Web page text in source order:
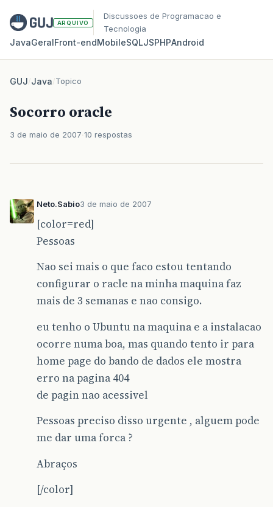
ARQUIVO
Discussoes de Programacao e
Tecnologia
JavaGeralFront‑endMobileSQLJSPHPAndroid
GUJ/Java/Topico
Socorro oracle
3 de maio de 2007 10 respostas
Neto.Sabio3 de maio de 2007
[color=red]
Pessoas
Nao sei mais o que faco estou tentando
configurar o racle na minha maquina faz
mais de 3 semanas e nao consigo.
eu tenho o Ubuntu na maquina e a instalacao
ocorre numa boa, mas quando tento ir para
home page do bando de dados ele mostra
erro na pagina 404
de pagin nao acessivel
Pessoas preciso disso urgente , alguem pode
me dar uma forca ?
Abraços
[/color]